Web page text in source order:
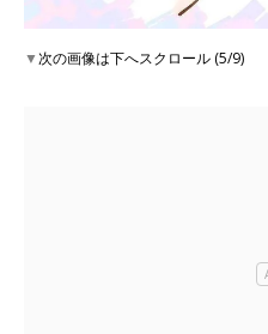
▼次の画像は下へスクロール (5/9)